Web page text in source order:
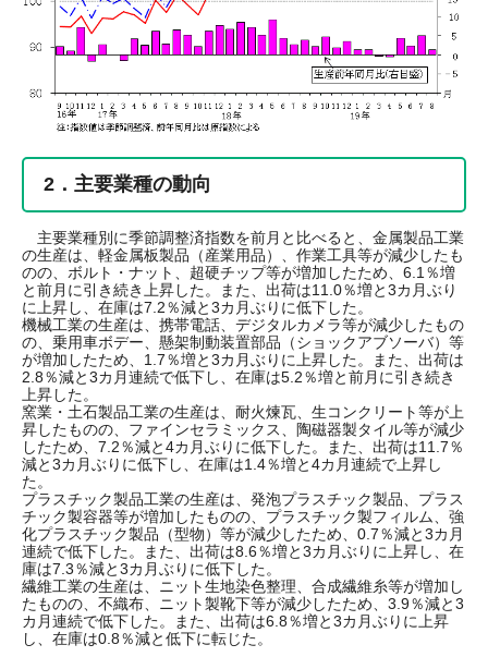
2．主要業種の動向
主要業種別に季節調整済指数を前月と比べると、金属製品工業
の生産は、軽金属板製品（産業用品）、作業工具等が減少したも
のの、ボルト・ナット、超硬チップ等が増加したため、6.1％増
と前月に引き続き上昇した。また、出荷は11.0％増と3カ月ぶり
に上昇し、在庫は7.2％減と3カ月ぶりに低下した。
機械工業の生産は、携帯電話、デジタルカメラ等が減少したもの
の、乗用車ボデー、懸架制動装置部品（ショックアブソーバ）等
が増加したため、1.7％増と3カ月ぶりに上昇した。また、出荷は
2.8％減と3カ月連続で低下し、在庫は5.2％増と前月に引き続き
上昇した。
窯業・土石製品工業の生産は、耐火煉瓦、生コンクリート等が上
昇したものの、ファインセラミックス、陶磁器製タイル等が減少
したため、7.2％減と4カ月ぶりに低下した。また、出荷は11.7％
減と3カ月ぶりに低下し、在庫は1.4％増と4カ月連続で上昇し
た。
プラスチック製品工業の生産は、発泡プラスチック製品、プラス
チック製容器等が増加したものの、プラスチック製フィルム、強
化プラスチック製品（型物）等が減少したため、0.7％減と3カ月
連続で低下した。また、出荷は8.6％増と3カ月ぶりに上昇し、在
庫は7.3％減と3カ月ぶりに低下した。
繊維工業の生産は、ニット生地染色整理、合成繊維糸等が増加し
たものの、不織布、ニット製靴下等が減少したため、3.9％減と3
カ月連続で低下した。また、出荷は6.8％増と3カ月ぶりに上昇
し、在庫は0.8％減と低下に転じた。